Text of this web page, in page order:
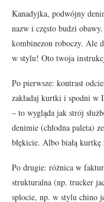
Kanadyjka, podwójny
nazw i często budzi
kombinezon roboczy. Ale
w stylu! Oto twoja
Po pierwsze: kontrast
zakładaj kurtki i spodni
– to wygląda jak strój
denimie (chłodna paleta)
błękicie. Albo białą
Po drugie: różnica w
strukturalna (np. trucker
splocie, np. w stylu chino